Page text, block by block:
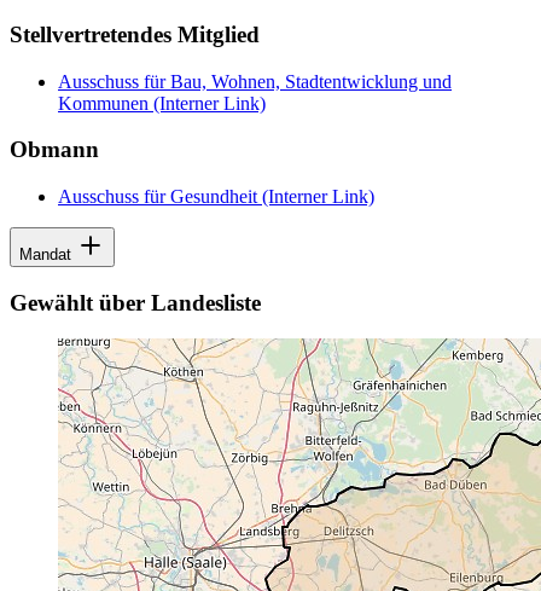
Stellvertretendes Mitglied
Ausschuss für Bau, Wohnen, Stadtentwicklung und
Kommunen (Interner Link)
Obmann
Ausschuss für Gesundheit (Interner Link)
Mandat
Gewählt über Landesliste